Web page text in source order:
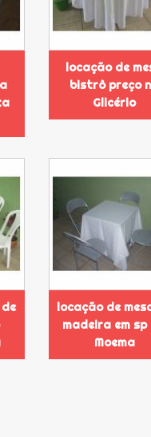
locação de
bistrô preço
Glicério
locação de
madeira em sp
Moema